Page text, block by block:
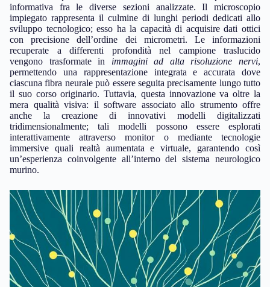
informativa fra le diverse sezioni analizzate. Il microscopio
impiegato rappresenta il culmine di lunghi periodi dedicati allo
sviluppo tecnologico; esso ha la capacità di acquisire dati ottici
con precisione dell’ordine dei micrometri. Le informazioni
recuperate a differenti profondità nel campione traslucido
vengono trasformate in immagini ad alta risoluzione nervi,
permettendo una rappresentazione integrata e accurata dove
ciascuna fibra neurale può essere seguita precisamente lungo tutto
il suo corso originario. Tuttavia, questa innovazione va oltre la
mera qualità visiva: il software associato allo strumento offre
anche la creazione di innovativi modelli digitalizzati
tridimensionalmente; tali modelli possono essere esplorati
interattivamente attraverso monitor o mediante tecnologie
immersive quali realtà aumentata e virtuale, garantendo così
un’esperienza coinvolgente all’interno del sistema neurologico
murino.